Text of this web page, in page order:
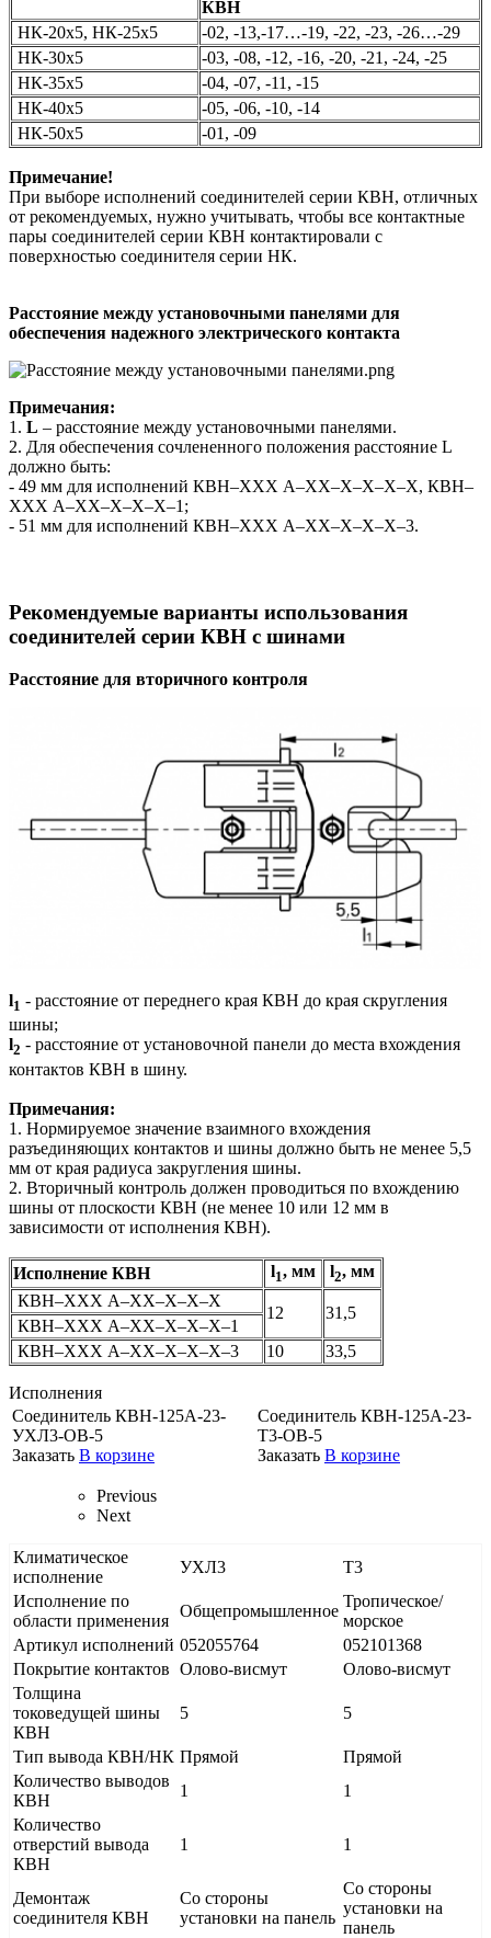
КВН
НК-20х5, НК-25х5
-02, -13,-17…-19, -22, -23, -26…-29
НК-30х5
-03, -08, -12, -16, -20, -21, -24, -25
НК-35х5
-04, -07, -11, -15
НК-40х5
-05, -06, -10, -14
НК-50х5
-01, -09
Примечание!
При выборе исполнений соединителей серии КВН, отличных
от рекомендуемых, нужно учитывать, чтобы все контактные
пары соединителей серии КВН контактировали с
поверхностью соединителя серии НК.
Расстояние между установочными панелями для
обеспечения надежного электрического контакта
Примечания:
1. L – расстояние между установочными панелями.
2. Для обеспечения сочлененного положения расстояние L
должно быть:
- 49 мм для исполнений КВН–ХХХ А–ХХ–Х–Х–Х–Х, КВН–
ХХХ А–ХХ–Х–Х–Х–1;
- 51 мм для исполнений КВН–ХХХ А–ХХ–Х–Х–Х–3.
Рекомендуемые варианты использования
соединителей серии КВН с шинами
Расстояние для вторичного контроля
l1 - расстояние от переднего края КВН до края скругления
шины;
l2 - расстояние от установочной панели до места вхождения
контактов КВН в шину.
Примечания:
1. Нормируемое значение взаимного вхождения
разъединяющих контактов и шины должно быть не менее 5,5
мм от края радиуса закругления шины.
2. Вторичный контроль должен проводиться по вхождению
шины от плоскости КВН (не менее 10 или 12 мм в
зависимости от исполнения КВН).
Исполнение КВН l1, мм l2, мм
КВН–ХХХ А–ХХ–Х–Х–Х
12 31,5
КВН–ХХХ А–ХХ–Х–Х–Х–1
КВН–ХХХ А–ХХ–Х–Х–Х–3
10 33,5
Исполнения
Соединитель КВН-125А-23-
УХЛ3-ОВ-5
Заказать В корзине
Соединитель КВН-125А-23-
Т3-ОВ-5
Заказать В корзине
Previous
Next
Климатическое
исполнение
УХЛ3
Т3
Исполнение по
области применения
Общепромышленное
Тропическое/
морское
Артикул исполнений 052055764
052101368
Покрытие контактов Олово-висмут
Олово-висмут
Толщина
токоведущей шины
КВН
5 5
Тип вывода КВН/НК Прямой
Прямой
Количество выводов
КВН
1
1
Количество
отверстий вывода
КВН
1 1
Демонтаж
соединителя КВН
Со стороны
установки на панель
Со стороны
установки на
панель